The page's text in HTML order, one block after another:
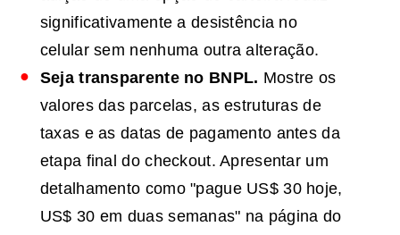
significativamente a desistência no
celular sem nenhuma outra alteração.
Seja transparente no BNPL. Mostre os
valores das parcelas, as estruturas de
taxas e as datas de pagamento antes da
etapa final do checkout. Apresentar um
detalhamento como "pague US$ 30 hoje,
US$ 30 em duas semanas" na página do